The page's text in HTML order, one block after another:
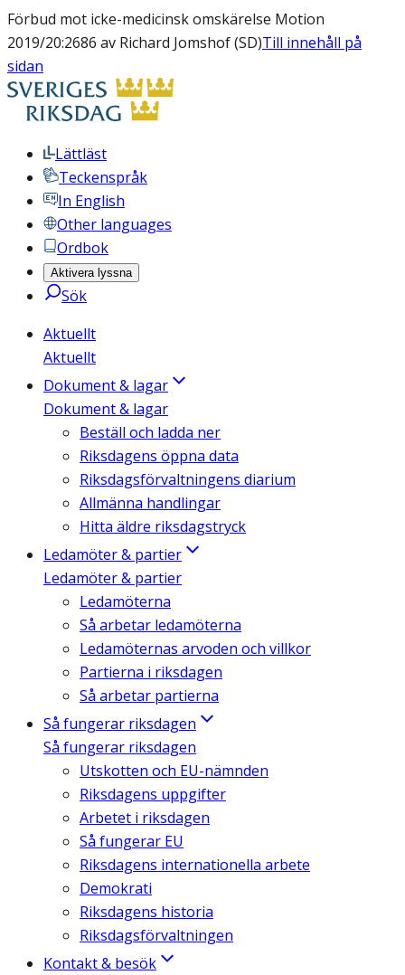
Förbud mot icke-medicinsk omskärelse Motion
2019/20:2686 av Richard Jomshof (SD)Till innehåll på
sidan
Lättläst
Teckenspråk
In English
Other languages
Ordbok
Aktivera lyssna
Sök
Aktuellt
Aktuellt
Dokument & lagar
Dokument & lagar
Beställ och ladda ner
Riksdagens öppna data
Riksdagsförvaltningens diarium
Allmänna handlingar
Hitta äldre riksdagstryck
Ledamöter & partier
Ledamöter & partier
Ledamöterna
Så arbetar ledamöterna
Ledamöternas arvoden och villkor
Partierna i riksdagen
Så arbetar partierna
Så fungerar riksdagen
Så fungerar riksdagen
Utskotten och EU-nämnden
Riksdagens uppgifter
Arbetet i riksdagen
Så fungerar EU
Riksdagens internationella arbete
Demokrati
Riksdagens historia
Riksdagsförvaltningen
Kontakt & besök